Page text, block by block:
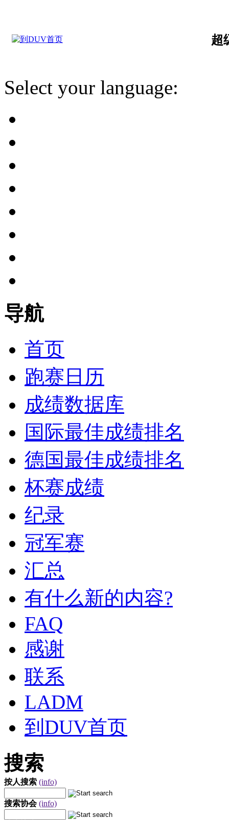
超
Select your language:
导航
首页
跑赛日历
成绩数据库
国际最佳成绩排名
德国最佳成绩排名
杯赛成绩
纪录
冠军赛
汇总
有什么新的内容?
FAQ
感谢
联系
LADM
到DUV首页
搜索
按人搜索 (info)
搜索协会 (info)